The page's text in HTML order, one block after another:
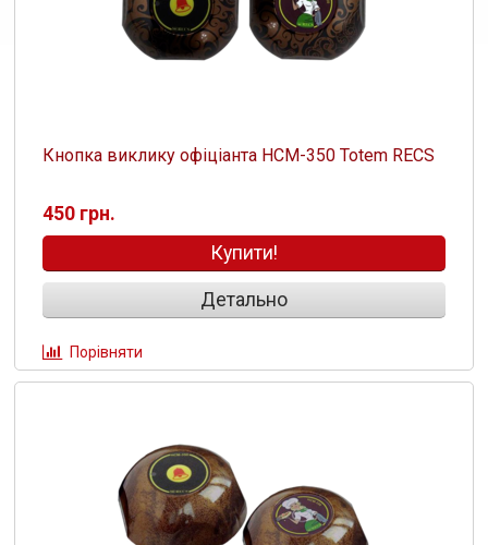
Кнопка виклику офіціанта HCM-350 Totem RECS
450 грн.
Купити!
Детально
Порівняти